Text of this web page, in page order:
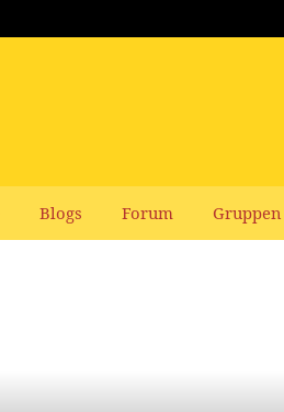
Blogs Forum Gruppen